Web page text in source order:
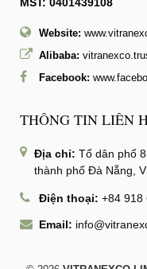
Website:
Alibaba:
Facebook:
THÔNG TIN LIÊN
Địa chỉ: Tổ dân phố
thành phố Đà Nẵng,
Điện thoại: +84 918
Email: